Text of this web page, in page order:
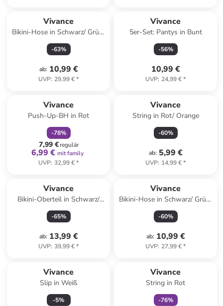
Vivance
Bikini-Hose in Schwarz/ Grün/
Pink
-63%
ab: 10,99 €
UVP: 29,99 €*
Vivance
5er-Set: Pantys in Bunt
-56%
10,99 €
UVP: 24,99 €*
Vivance
Push-Up-BH in Rot
-78%
7,99 €regulär
6,99 € mit family
UVP: 32,99 €*
Vivance
String in Rot/ Orange
-60%
ab: 5,99 €
UVP: 14,99 €*
Vivance
Bikini-Oberteil in Schwarz/
Grün/ Pink
-65%
ab: 13,99 €
UVP: 39,99 €*
Vivance
Bikini-Hose in Schwarz/ Grün/
Pink
-60%
ab: 10,99 €
UVP: 27,99 €*
Vivance
Slip in Weiß
-5%
Vivance
String in Rot
-76%